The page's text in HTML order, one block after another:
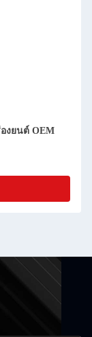
องยนต์ OEM